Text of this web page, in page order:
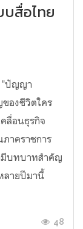
สื่อไทย
"ปัญญา
องชีวิตใคร
ลื่อนธุรกิจ
าคราชการ
มีบทบาทสำคัญ
ลายปีมานี้
48